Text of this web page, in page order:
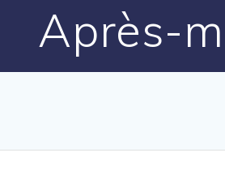
Après-